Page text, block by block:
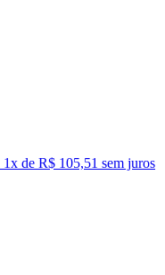
1x de R$ 105,51 sem juros